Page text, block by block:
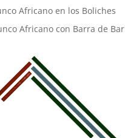
Africano en los Boliches
Africano con Barra de Bar